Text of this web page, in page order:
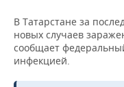
ЭНЕРГЕТИКА
БИЗНЕС-БРАНЧИ
ФУТБОЛ
НОВОСТИ
ФОТОГАЛЕРЕЯ
В Татарстане за
новых случаев
сообщает
инфекцией.